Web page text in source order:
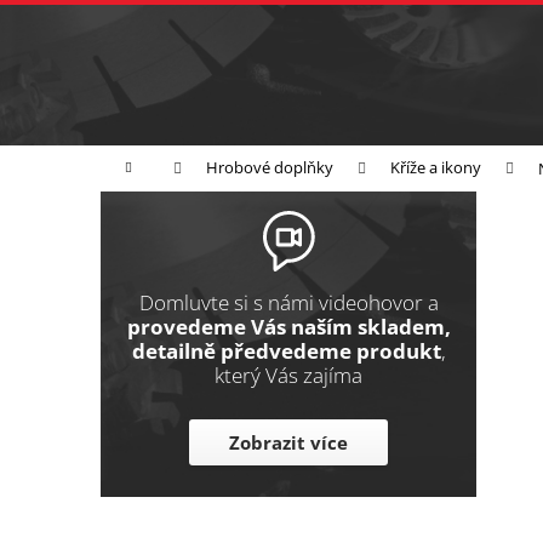
Přejít
Domů Hrobové doplňky Kříže a ikony
P
p
Domluvte si s námi videohovor a
provedeme Vás naším skladem,
detailně předvedeme produkt,
který Vás zajíma
Zobrazit více
K
k